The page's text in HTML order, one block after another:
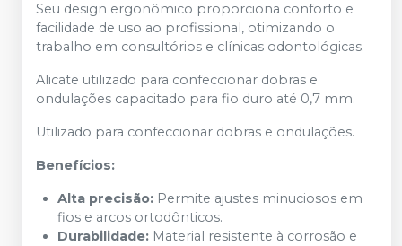
Seu design ergonômico proporciona conforto e
facilidade de uso ao profissional, otimizando o
trabalho em consultórios e clínicas odontológicas.
Alicate utilizado para confeccionar dobras e
ondulações capacitado para fio duro até 0,7 mm.
Utilizado para confeccionar dobras e ondulações.
Benefícios:
Alta precisão: Permite ajustes minuciosos em
fios e arcos ortodônticos.
Durabilidade: Material resistente à corrosão e